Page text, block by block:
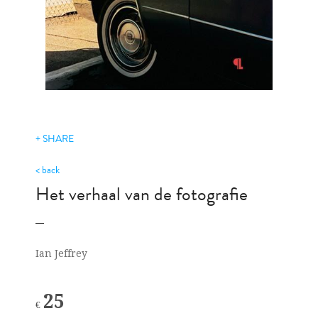
+ SHARE
< back
Het verhaal van de fotografie
Ian Jeffrey
€ 25